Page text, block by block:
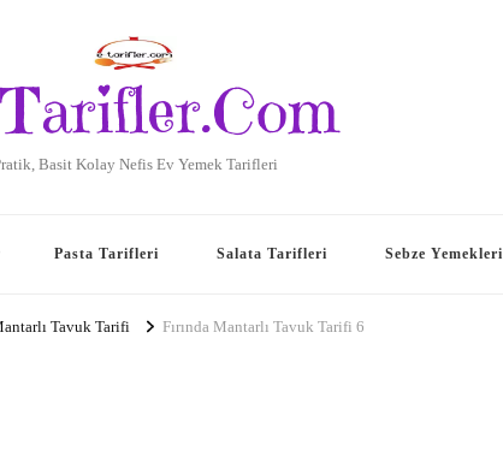
Basit Kolay Nefis Ev Yemek Tarifleri
Pasta Tarifleri Salata Tarifleri Sebze Yemekleri
Tavuk Tarifi Fırında Mantarlı Tavuk Tarifi 6